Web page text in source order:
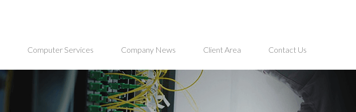
Computer Services Company News Client Area Contact Us